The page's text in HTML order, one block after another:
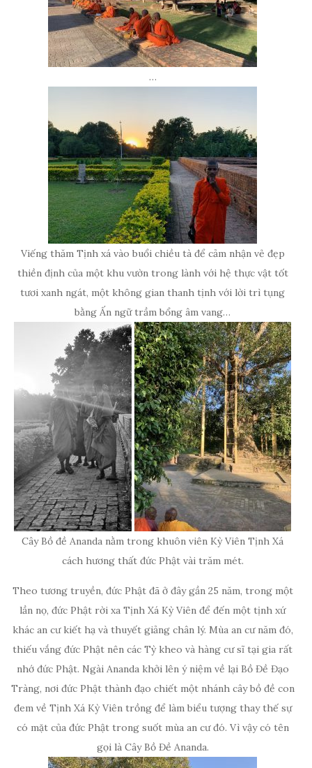
…
Viếng thăm Tịnh xá vào buổi chiều tà để cảm nhận vẻ đẹp
thiền định của một khu vườn trong lành với hệ thực vật tốt
tươi xanh ngát, một không gian thanh tịnh với lời trì tụng
bằng Ấn ngữ trầm bổng âm vang…
Cây Bồ đề Ananda nằm trong khuôn viên Kỳ Viên Tịnh Xá
cách hương thất đức Phật vài trăm mét.
Theo tương truyền, đức Phật đã ở đây gần 25 năm, trong một
lần nọ, đức Phật rời xa Tịnh Xá Kỳ Viên để đến một tịnh xứ
khác an cư kiết hạ và thuyết giảng chân lý. Mùa an cư năm đó,
thiếu vắng đức Phật nên các Tỳ kheo và hàng cư sĩ tại gia rất
nhớ đức Phật. Ngài Ananda khởi lên ý niệm về lại Bồ Đề Đạo
Tràng, nơi đức Phật thành đạo chiết một nhánh cây bồ đề con
đem về Tịnh Xá Kỳ Viên trồng để làm biểu tượng thay thế sự
có mặt của đức Phật trong suốt mùa an cư đó. Vì vậy có tên
gọi là Cây Bồ Đề Ananda.